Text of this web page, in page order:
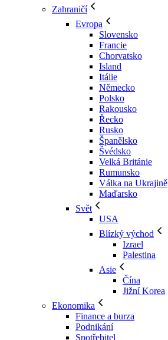
Zahraničí
Evropa
Slovensko
Francie
Chorvatsko
Island
Itálie
Německo
Polsko
Rakousko
Řecko
Rusko
Španělsko
Švédsko
Velká Británie
Rumunsko
Válka na Ukrajině
Maďarsko
Svět
USA
Blízký východ
Izrael
Palestina
Asie
Čína
Jižní Korea
Ekonomika
Finance a burza
Podnikání
Spotřebitel